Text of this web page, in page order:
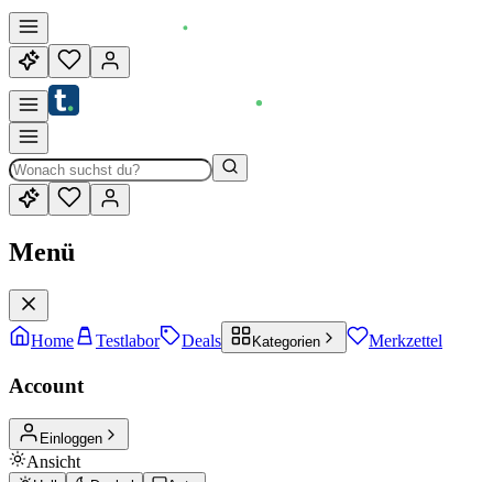
Menü
Home Testlabor Deals Kategorien Merkzettel
Account
Einloggen
Ansicht